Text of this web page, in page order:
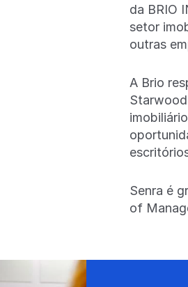
da BRIO
setor
outras
A Brio
Senra é
of